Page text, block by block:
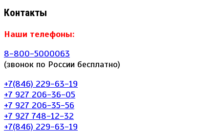
Контакты
Наши телефоны:
8-800-5000063
(звонок по России бесплатно)
+7(846) 229-63-19
+7 927 206-36-05
+7 927 206-35-56
+7 927 748-12-32
+7(846) 229-63-19